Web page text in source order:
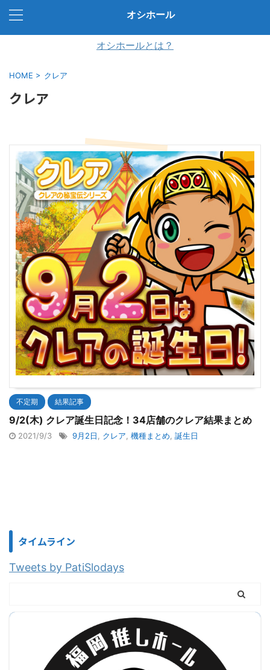
オシホール
オシホールとは？
HOME > クレア
クレア
不定期 結果記事
9/2(木) クレア誕生日記念！34店舗のクレア結果まとめ
2021/9/3 9月2日 クレア 機種まとめ 誕生日
タイムライン
Tweets by PatiSlodays